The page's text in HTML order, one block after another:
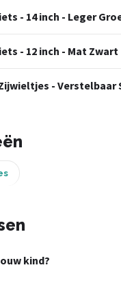
- 14 inch - Leger
- 12 inch - Mat Zwart
-
kind?